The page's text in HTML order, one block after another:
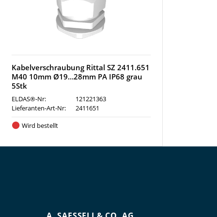
Kabelverschraubung Rittal SZ 2411.651
M40 10mm Ø19…28mm PA IP68 grau
5Stk
ELDAS®-Nr:
121221363
Lieferanten-Art-Nr:
2411651
Wird bestellt